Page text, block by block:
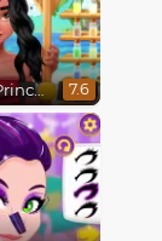
Polynesian Princess Real Haircuts 7.6